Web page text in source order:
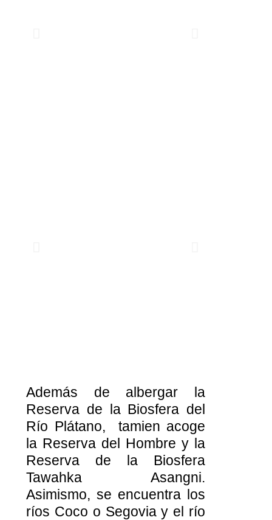
Además de albergar la
Reserva de la Biosfera del
Río Plátano, tamien acoge
la Reserva del Hombre y la
Reserva de la Biosfera
Tawahka Asangni.
Asimismo, se encuentra los
ríos Coco o Segovia y el río